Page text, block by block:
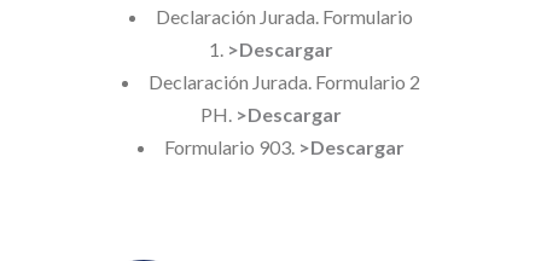
Declaración Jurada. Formulario
1. >Descargar
Declaración Jurada. Formulario 2
PH. >Descargar
Formulario 903. >Descargar